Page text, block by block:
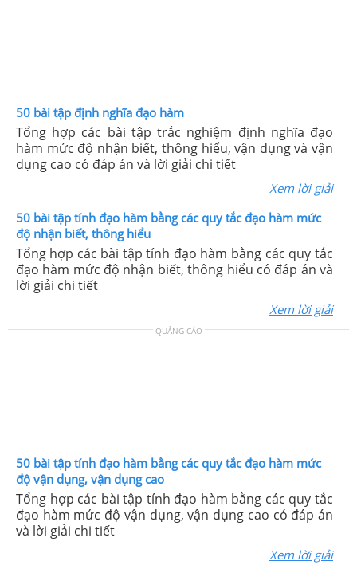
50 bài tập định nghĩa đạo hàm
Tổng hợp các bài tập trắc nghiệm định nghĩa đạo
hàm mức độ nhận biết, thông hiểu, vận dụng và vận
dụng cao có đáp án và lời giải chi tiết
Xem lời giải
50 bài tập tính đạo hàm bằng các quy tắc đạo hàm mức
độ nhận biết, thông hiểu
Tổng hợp các bài tập tính đạo hàm bằng các quy tắc
đạo hàm mức độ nhận biết, thông hiểu có đáp án và
lời giải chi tiết
Xem lời giải
QUẢNG CÁO
50 bài tập tính đạo hàm bằng các quy tắc đạo hàm mức
độ vận dụng, vận dụng cao
Tổng hợp các bài tập tính đạo hàm bằng các quy tắc
đạo hàm mức độ vận dụng, vận dụng cao có đáp án
và lời giải chi tiết
Xem lời giải